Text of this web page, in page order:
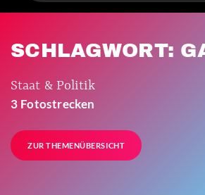
SCHLAGWORT:
Staat & Politik
3 Fotostrecken
ZUR THEMENÜBERSICHT